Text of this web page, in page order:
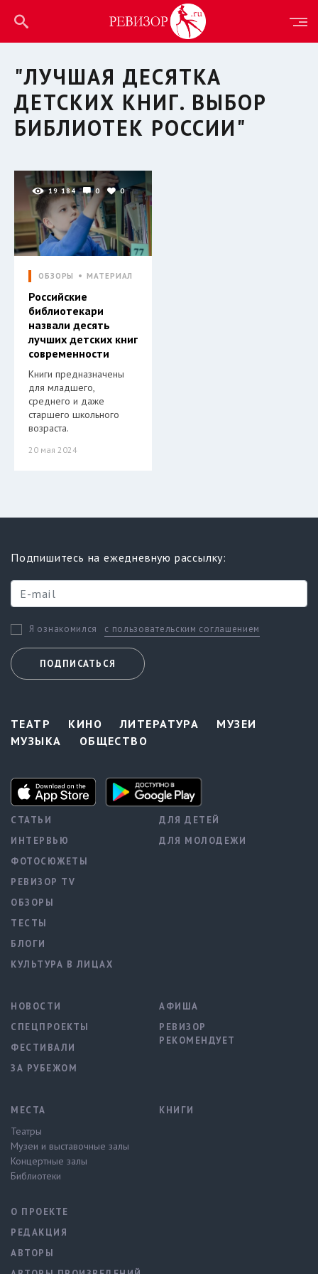
"ЛУЧШАЯ ДЕСЯТКА
ДЕТСКИХ КНИГ. ВЫБОР
БИБЛИОТЕК РОССИИ"
19 184 0 0
ОБЗОРЫ МАТЕРИАЛ
Российские
библиотекари
назвали десять
лучших детских книг
современности
Книги предназначены
для младшего,
среднего и даже
старшего школьного
возраста.
20 мая 2024
Подпишитесь на ежедневную рассылку:
Я ознакомился с пользовательским соглашением
ПОДПИСАТЬСЯ
ТЕАТР КИНО ЛИТЕРАТУРА
МУЗЕИ
МУЗЫКА
ОБЩЕСТВО
СТАТЬИ
ИНТЕРВЬЮ
ФОТОСЮЖЕТЫ
РЕВИЗОР TV
ОБЗОРЫ
ТЕСТЫ
БЛОГИ
КУЛЬТУРА В ЛИЦАХ
ДЛЯ ДЕТЕЙ
ДЛЯ МОЛОДЕЖИ
НОВОСТИ
СПЕЦПРОЕКТЫ
ФЕСТИВАЛИ
ЗА РУБЕЖОМ
АФИША
РЕВИЗОР
РЕКОМЕНДУЕТ
МЕСТА
Театры
Музеи и выставочные залы
Концертные залы
Библиотеки
КНИГИ
О ПРОЕКТЕ
РЕДАКЦИЯ
АВТОРЫ